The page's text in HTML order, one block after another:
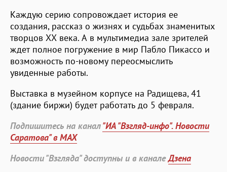
Каждую серию сопровождает история ее
создания, рассказ о жизнях и судьбах знаменитых
творцов ХХ века. А в мультимедиа зале зрителей
ждет полное погружение в мир Пабло Пикассо и
возможность по-новому переосмыслить
увиденные работы.
Выставка в музейном корпусе на Радищева, 41
(здание биржи) будет работать до 5 февраля.
Подпишитесь на канал"ИА "Взгляд-инфо". Новости
Саратова" в MAX
Новости "Взгляда" доступны и в каналеДзена